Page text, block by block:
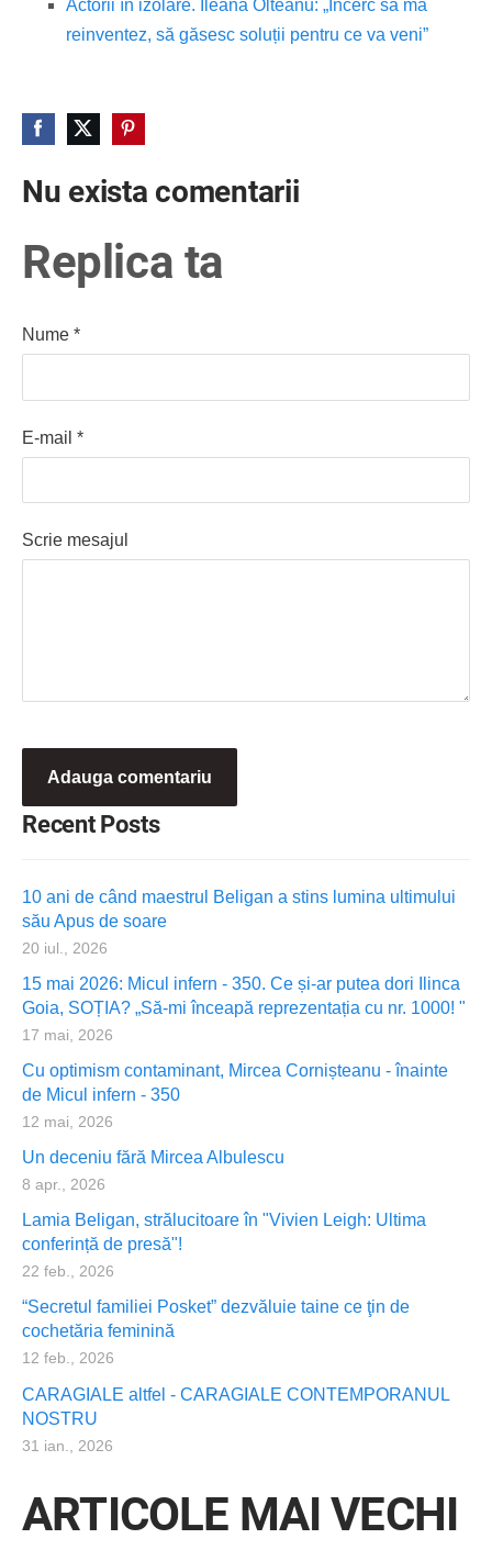
Recent Posts
10 ani de când maestrul Beligan a stins lumina ultimului
său Apus de soare
20 iul., 2026
15 mai 2026: Micul infern - 350. Ce și-ar putea dori Ilinca
Goia, SOȚIA? „Să-mi înceapă reprezentația cu nr. 1000! "
17 mai, 2026
Cu optimism contaminant, Mircea Cornișteanu - înainte
de Micul infern - 350
12 mai, 2026
Un deceniu fără Mircea Albulescu
8 apr., 2026
Lamia Beligan, strălucitoare în "Vivien Leigh: Ultima
conferință de presă"!
22 feb., 2026
“Secretul familiei Posket” dezvăluie taine ce ţin de
cochetăria feminină
12 feb., 2026
CARAGIALE altfel - CARAGIALE CONTEMPORANUL
NOSTRU
31 ian., 2026
ARTICOLE MAI VECHI
Actorii în izolare. Ileana Olteanu: „Încerc să mă
reinventez, să găsesc soluții pentru ce va veni”
Nu exista comentarii
Replica ta
Nume *
E-mail *
Scrie mesajul